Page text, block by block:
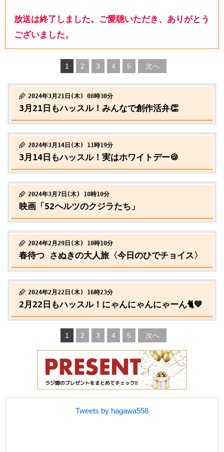
放送は終了しました。ご愛聴いただき、ありがとう
ございました。
1 2 3 4 5 次へ
2024年3月21日(木) 08時30分
3月21日もハッスル！みんなで創作活弁👏
2024年3月14日(木) 11時19分
3月14日もハッスル！実はホワイトデー🍪
2024年3月7日(木) 10時10分
映画「52ヘルツのクジラたち」
2024年2月29日(木) 10時10分
春待つ さぬきの大人旅〈今日のひでチョイス〉
2024年2月22日(木) 16時23分
2月22日もハッスル！にゃんにゃんにゃーん🐈💙
1 2 3 4 5 次へ
Tweets by hagawa558